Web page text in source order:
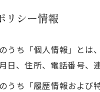
リシー情報
うち「個人情報」と
日、住所、電話番号、
うち「履歴情報およ